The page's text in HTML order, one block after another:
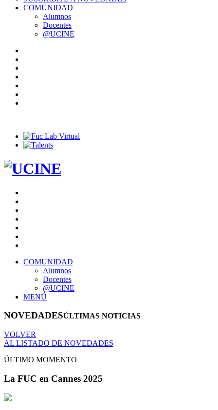
COMUNIDAD
Alumnos
Docentes
@UCINE
COMUNIDAD
Alumnos
Docentes
@UCINE
MENÚ
NOVEDADESÚLTIMAS NOTICIAS
VOLVER
AL LISTADO DE NOVEDADES
ÚLTIMO MOMENTO
La FUC en Cannes 2025